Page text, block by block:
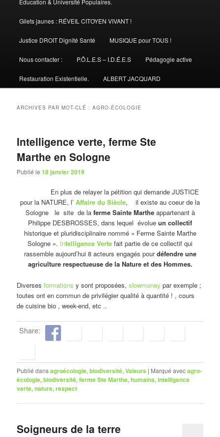
Gilets jaunes : RÉVEIL CITOYEN VIVANT !
Justice DROIT Dignité Santé MUSIQUE pour TOUS !
Nous contacter : P.Ô.L.E.S – I.D.É.E.S Pédagogie active
Restauration Existentielle. ALBERT JACQUARD
ARCHIVES PAR MOT-CLÉ :AGRO-ÉCOLOGIE
Intelligence verte, ferme Ste
Marthe en Sologne
Publié le18 janvier 2019
En plus de relayer la pétition qui demande JUSTICE
pour la NATURE, l’ Affaire du Siècle, il existe au coeur de la
Sologne le site de la ferme Sainte Martheappartenant à
Philippe DESBROSSES, dans lequel évolue un collectif
historique et pluridisciplinaire nommé « Ferme Sainte Marthe
Sologne ». Intelligence Verte fait partie de ce collectif qui
rassemble aujourd’hui 8 acteurs engagés pourdéfendre une
agriculture respectueuse de la Nature et des Hommes.
Diversesformationsy sont proposées,slowmoney par exemple ;
toutes ont en commun de privilégier qualité à quantité ! , cours
de cuisine bio , week-end, etc ..
Share:
Publié dansagroécologie,biodiversité,Valeurs | Marqué avecagro-
écologie,biodiversité,ferme Ste Marthe,humains,intelligence
verte,nature,respect
Soigneurs de la terre